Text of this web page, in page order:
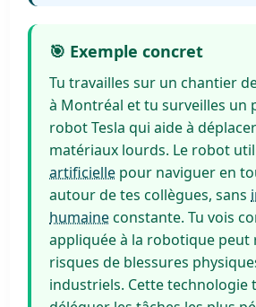
🎯 Exemple concret
Tu travailles sur un chantier
à Montréal et tu surveilles un
robot Tesla qui aide à
matériaux lourds. Le robot
artificielle pour naviguer en
autour de tes collègues, sans
humaineconstante. Tu vois
appliquée à la robotique peut
risques de blessures
industriels. Cette technologie